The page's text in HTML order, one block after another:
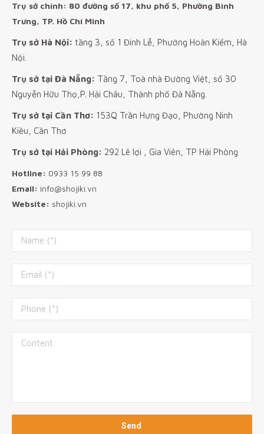
Trụ sở chính: 80 đường số 17, khu phố 5, Phường Bình
Trưng, TP. Hồ Chí Minh
Trụ sở Hà Nội: tầng 3, số 1 Đinh Lễ, Phường Hoàn Kiếm, Hà
Nội.
Trụ sở tại Đà Nẵng: Tầng 7, Toà nhà Đường Việt, số 30
Nguyễn Hữu Thọ,P. Hải Châu, Thành phố Đà Nẵng.
Trụ sở tại Cần Thơ: 153Q Trần Hưng Đạo, Phường Ninh
Kiều, Cần Thơ
Trụ sở tại Hải Phòng: 292 Lê lợi , Gia Viên, TP Hải Phòng
Hotline: 0933 15 99 88
Email: info@shojiki.vn
Website: shojiki.vn